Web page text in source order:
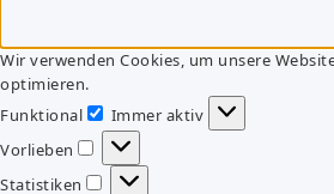
Wir verwenden Cookies, um unsere
optimieren.
Funktional
Funktional
Immer aktiv
Vorlieben
Vorlieben
Statistiken